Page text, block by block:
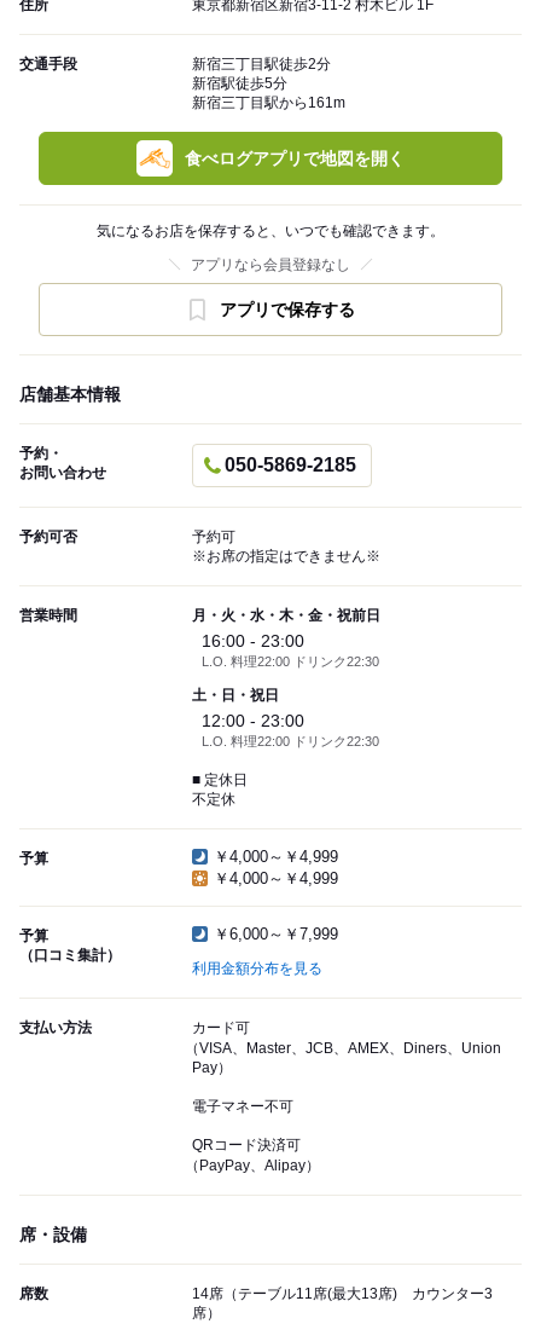
住所 東京都新宿区新宿3-11-2 村木ビル 1F
交通手段
新宿三丁目駅徒歩2分
新宿駅徒歩5分
新宿三丁目駅から161m
食べログアプリで地図を開く
気になるお店を保存すると、いつでも確認できます。
アプリなら会員登録なし
アプリで保存する
店舗基本情報
予約・
お問い合わせ
050-5869-2185
予約可否
予約可
※お席の指定はできません※
営業時間 月・火・水・木・金・祝前日
16:00 - 23:00
L.O. 料理22:00 ドリンク22:30
土・日・祝日
12:00 - 23:00
L.O. 料理22:00 ドリンク22:30
■ 定休日
不定休
予算
￥4,000～￥4,999
￥4,000～￥4,999
予算
（口コミ集計）
￥6,000～￥7,999
利用金額分布を見る
支払い方法
カード可
（VISA、Master、JCB、AMEX、Diners、Union
Pay）
電子マネー不可
QRコード決済可
（PayPay、Alipay）
席・設備
席数
14席（テーブル11席(最大13席) カウンター3
席）